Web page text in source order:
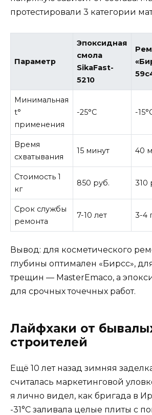
протестировали 3 категории
Параметр
Эпоксидная
смола
SikaFast-
5210
Минимальная
t°
применения
-25°C -
Время
схватывания
15 минут 40
Стоимость 1
кг
850 руб. 310
Срок службы
ремонта
7-10 лет 3-4
Вывод: для косметического
глубины оптимален «Бирсс»,
трещин — MasterEmaco, а
для срочных точечных работ.
Лайфхаки от
строителей
Ещё 10 лет назад зимняя
считалась маркетинговой
я лично видел, как бригада в
-31°C заливала целые плиты с